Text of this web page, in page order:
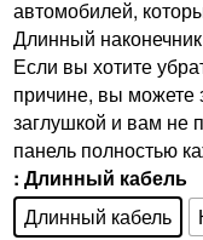
автомобилей,
Длинный
Если вы хотите
причине, вы можете
заглушкой и вам не
панель полностью
: Длинный кабель
Длинный кабель